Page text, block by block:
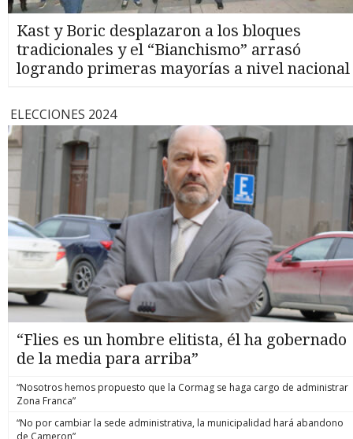
Kast y Boric desplazaron a los bloques
tradicionales y el “Bianchismo” arrasó
logrando primeras mayorías a nivel nacional
ELECCIONES 2024
“Flies es un hombre elitista, él ha gobernado
de la media para arriba”
“Nosotros hemos propuesto que la Cormag se haga cargo de administrar
Zona Franca”
“No por cambiar la sede administrativa, la municipalidad hará abandono
de Cameron”